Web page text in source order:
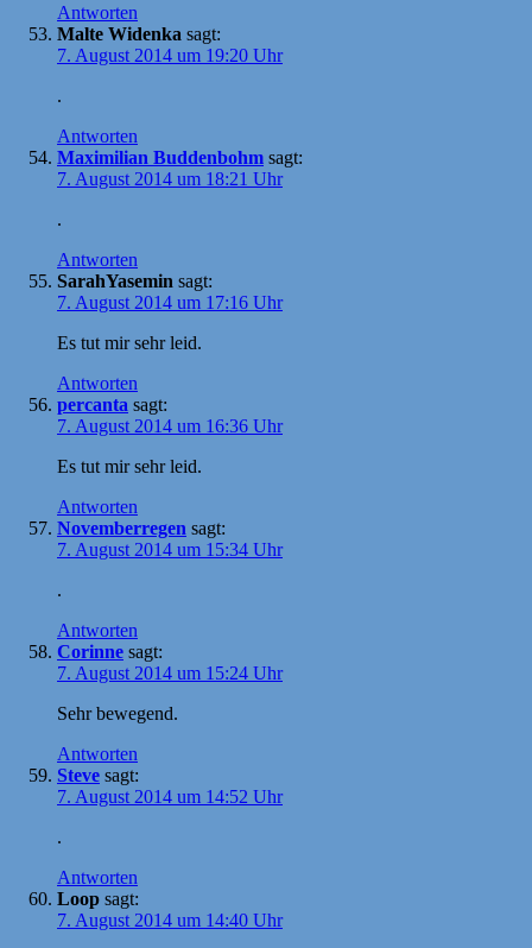
Antworten
Malte Widenka sagt:
7. August 2014 um 19:20 Uhr
.
Antworten
Maximilian Buddenbohm sagt:
7. August 2014 um 18:21 Uhr
.
Antworten
SarahYasemin sagt:
7. August 2014 um 17:16 Uhr
Es tut mir sehr leid.
Antworten
percanta sagt:
7. August 2014 um 16:36 Uhr
Es tut mir sehr leid.
Antworten
Novemberregen sagt:
7. August 2014 um 15:34 Uhr
.
Antworten
Corinne sagt:
7. August 2014 um 15:24 Uhr
Sehr bewegend.
Antworten
Steve sagt:
7. August 2014 um 14:52 Uhr
.
Antworten
Loop sagt:
7. August 2014 um 14:40 Uhr